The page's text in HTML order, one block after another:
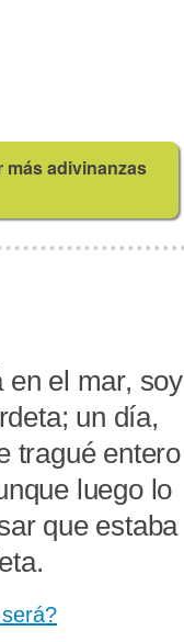
más adivinanzas
en el mar, soy
un día,
tragué entero
luego lo
que estaba